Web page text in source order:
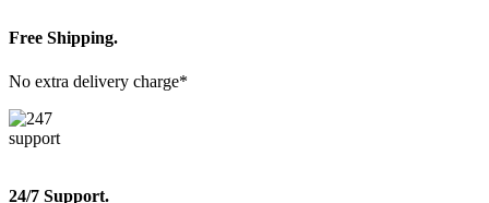
Free Shipping.
No extra delivery charge*
24/7 Support.